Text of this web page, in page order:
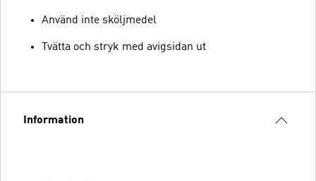
Använd inte sköljmedel
Tvätta och stryk med avigsidan ut
Information